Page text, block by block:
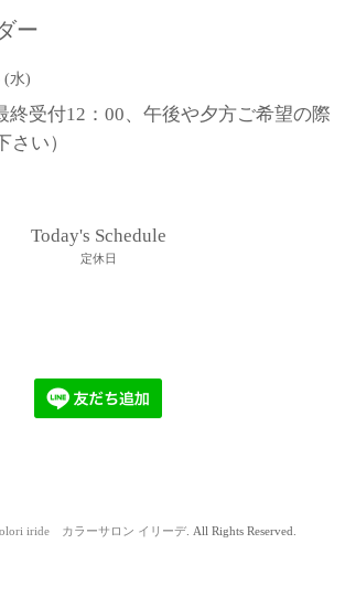
ー
(水)
終受付12：00、午後や夕方ご希望の際
さい）
Today's Schedule
定休日
iride カラーサロン イリーデ. All Rights Reserved.